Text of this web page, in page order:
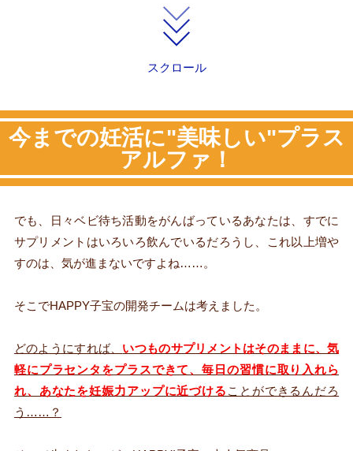
スクロール
今までの妊活に"美味しい"プラス
アルファ！
でも、日々ベビ待ち活動をがんばっているあなたは、すでに
サプリメントはいろいろ飲んでいるだろうし、これ以上増や
すのは、気が進まないですよね……。
そこでHAPPY子宝の開発チームは考えました。
どのようにすれば、 いつものサプリメントはそのままに、気
軽にプラセンタをプラスできて、毎日の習慣に取り入れら
れ、あなたを妊娠力アップに近づける ことができるんだろ
う……？